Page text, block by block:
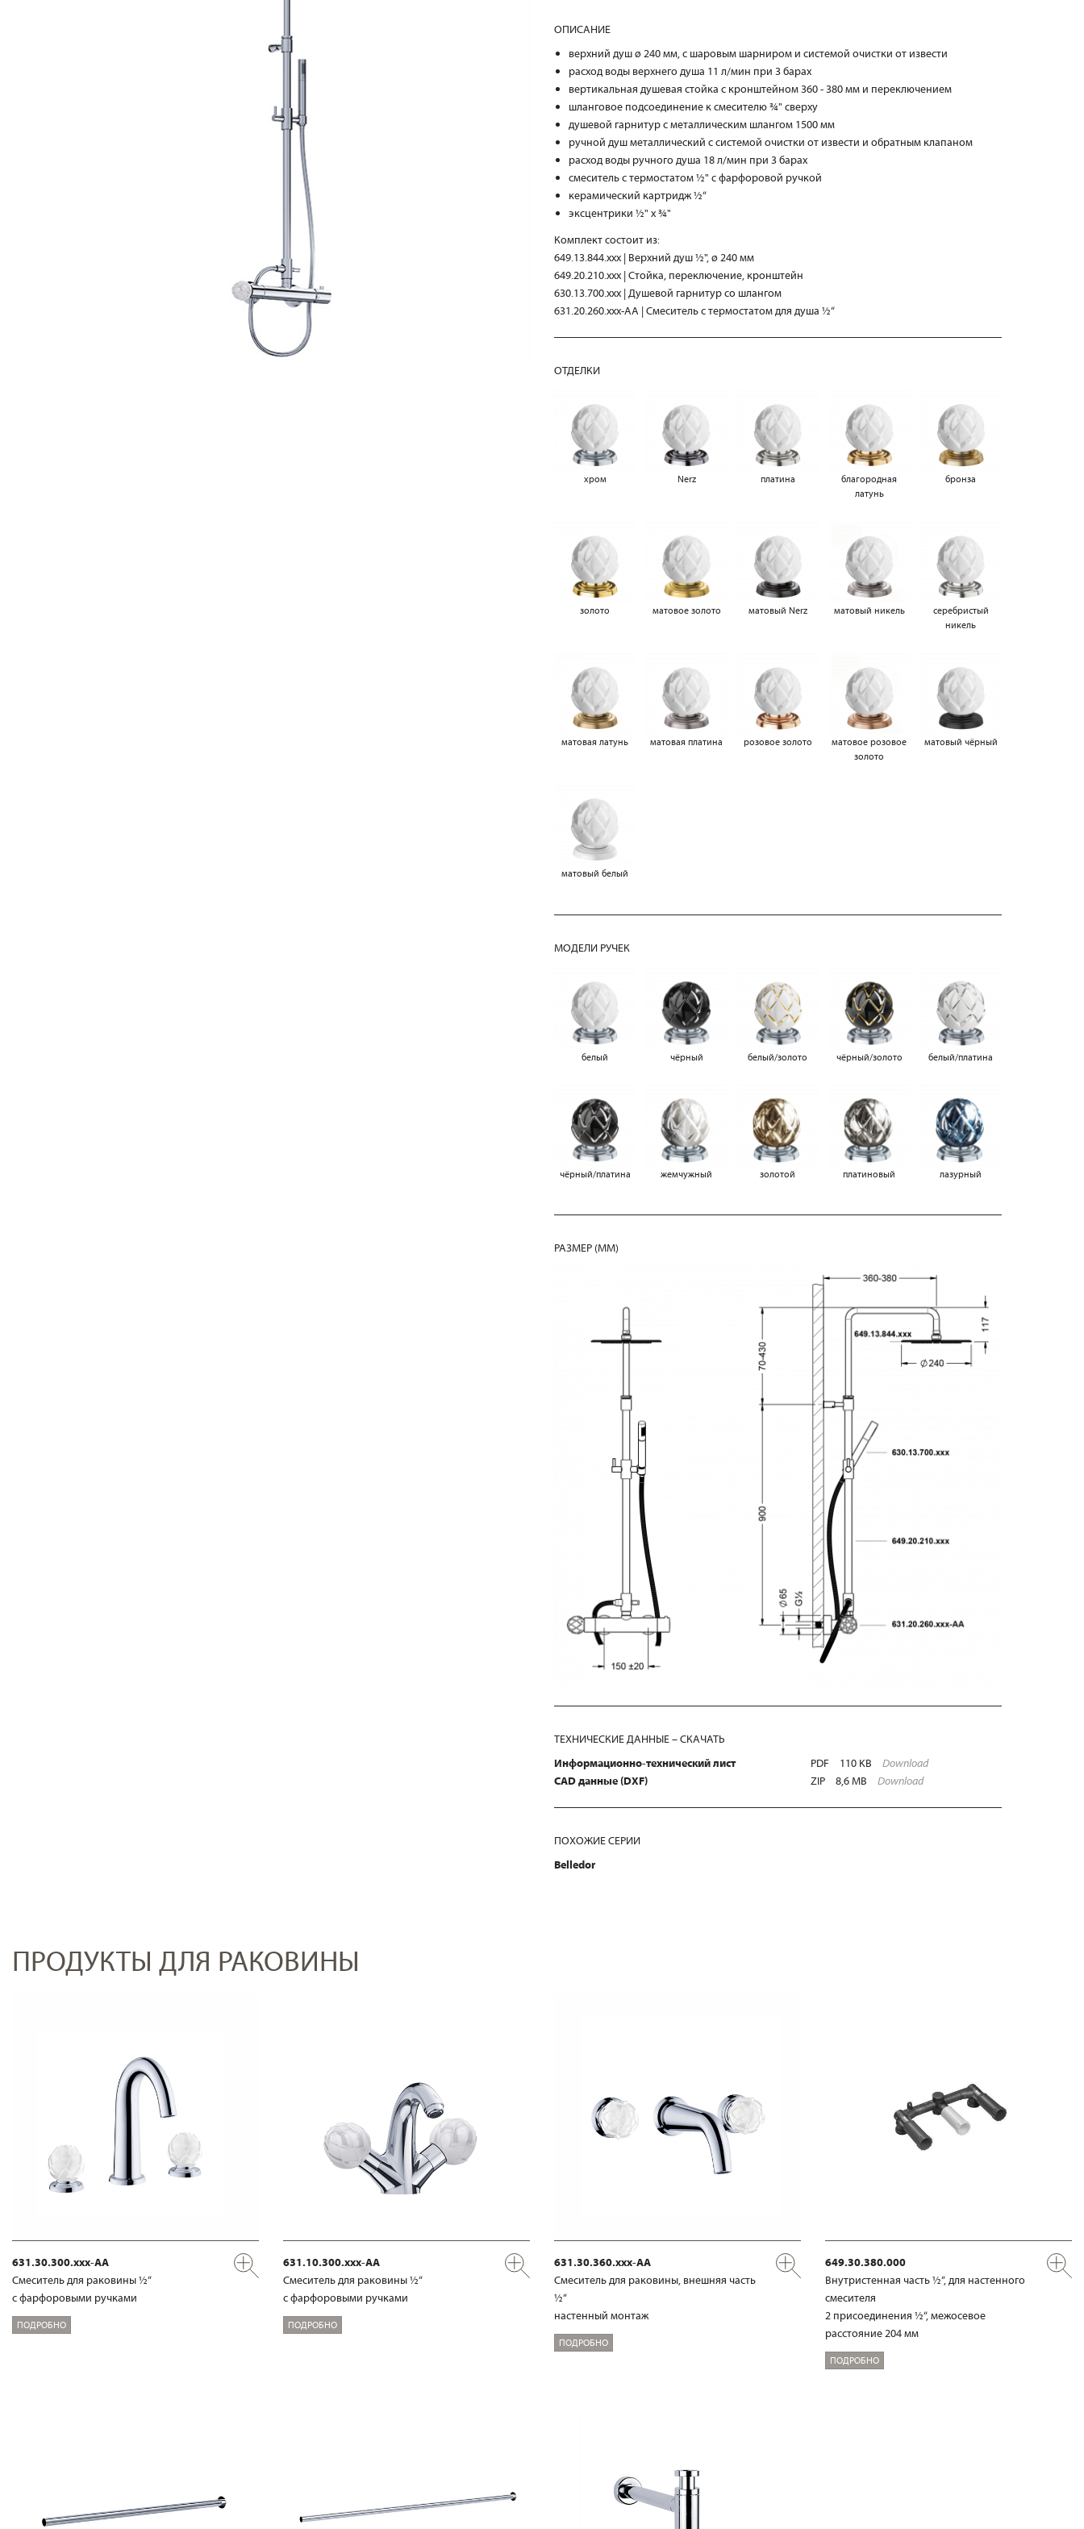
ОПИСАНИЕ
верхний душ ø 240 мм, с шаровым шарниром и системой очистки от извести
расход воды верхнего душа 11 л/мин при 3 барах
вертикальная душевая стойка с кронштейном 360 - 380 мм и переключением
шланговое подсоединение к смесителю ¾" сверху
душевой гарнитур с металлическим шлангом 1500 мм
ручной душ металлический с системой очистки от извести и обратным клапаном
расход воды ручного душа 18 л/мин при 3 барах
смеситель с термостатом ½" с фарфоровой ручкой
керамический картридж ½“
эксцентрики ½" x ¾"
Комплект состоит из:
649.13.844.xxx | Верхний душ ½", ø 240 мм
649.20.210.xxx | Стойка, переключение, кронштейн
630.13.700.xxx | Душевой гарнитур со шлангом
631.20.260.xxx-AA | Смеситель с термостатом для душа ½“
ОТДЕЛКИ
хром Nerz платина
благородная
латунь
бронза
золото матовое золото матовый Nerz матовый никель
серебристый
никель
матовая латунь матовая платина розовое золото
матовое розовое
золото
матовый чёрный
матовый белый
МОДЕЛИ РУЧЕК
белый чёрный белый/золотo чёрный/золотo белый/платина
чёрный/платина жемчужный золотой платиновый лазурный
РАЗМЕР (MM)
ТЕХНИЧЕСКИЕ ДАННЫЕ – СКАЧАТЬ
Информационно-технический лист
PDF 110 KB
Download
CAD данные (DXF)
ZIP 8,6 MB Download
ПОХОЖИЕ СЕРИИ
Belledor
ПРОДУКТЫ ДЛЯ РАКОВИНЫ
631.30.300.xxx-AA
Смеситель для раковины ½“
с фарфоровыми ручками
ПОДРОБНО
631.10.300.xxx-AA
Смеситель для раковины ½“
с фарфоровыми ручками
ПОДРОБНО
631.30.360.xxx-AA
Смеситель для раковины, внешняя часть
½“
настенный монтаж
ПОДРОБНО
649.30.380.000
Внутристенная часть ½“, для настенного
смесителя
2 присоединения ½“, межосевое
расстояние 204 мм
ПОДРОБНО